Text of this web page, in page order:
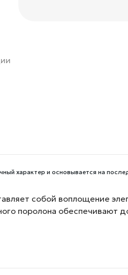
характер и основывается на
собой воплощение
поролона обеспечивают